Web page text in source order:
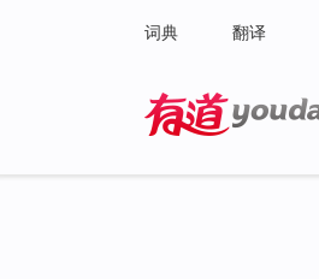
词典 翻译